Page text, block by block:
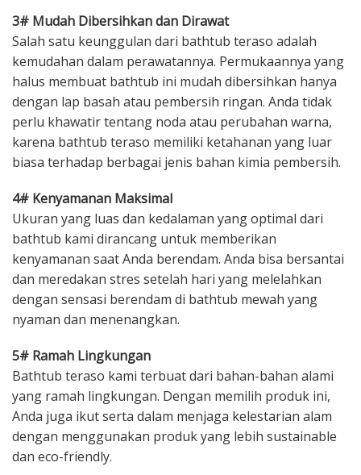
3# Mudah Dibersihkan dan Dirawat
Salah satu keunggulan dari bathtub teraso adalah
kemudahan dalam perawatannya. Permukaannya yang
halus membuat bathtub ini mudah dibersihkan hanya
dengan lap basah atau pembersih ringan. Anda tidak
perlu khawatir tentang noda atau perubahan warna,
karena bathtub teraso memiliki ketahanan yang luar
biasa terhadap berbagai jenis bahan kimia pembersih.
4# Kenyamanan Maksimal
Ukuran yang luas dan kedalaman yang optimal dari
bathtub kami dirancang untuk memberikan
kenyamanan saat Anda berendam. Anda bisa bersantai
dan meredakan stres setelah hari yang melelahkan
dengan sensasi berendam di bathtub mewah yang
nyaman dan menenangkan.
5# Ramah Lingkungan
Bathtub teraso kami terbuat dari bahan-bahan alami
yang ramah lingkungan. Dengan memilih produk ini,
Anda juga ikut serta dalam menjaga kelestarian alam
dengan menggunakan produk yang lebih sustainable
dan eco-friendly.